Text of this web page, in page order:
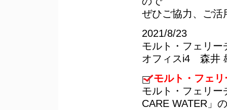
ぜひご協力、ご活
2021/8/23
モルト・フェリー
オフィスi4 森井
モルト・フェ
モルト・フェリー
CARE WATER」の